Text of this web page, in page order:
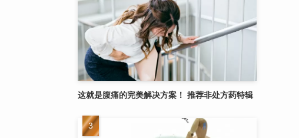
这就是腹痛的完美解决方案！ 推荐非处方药特辑